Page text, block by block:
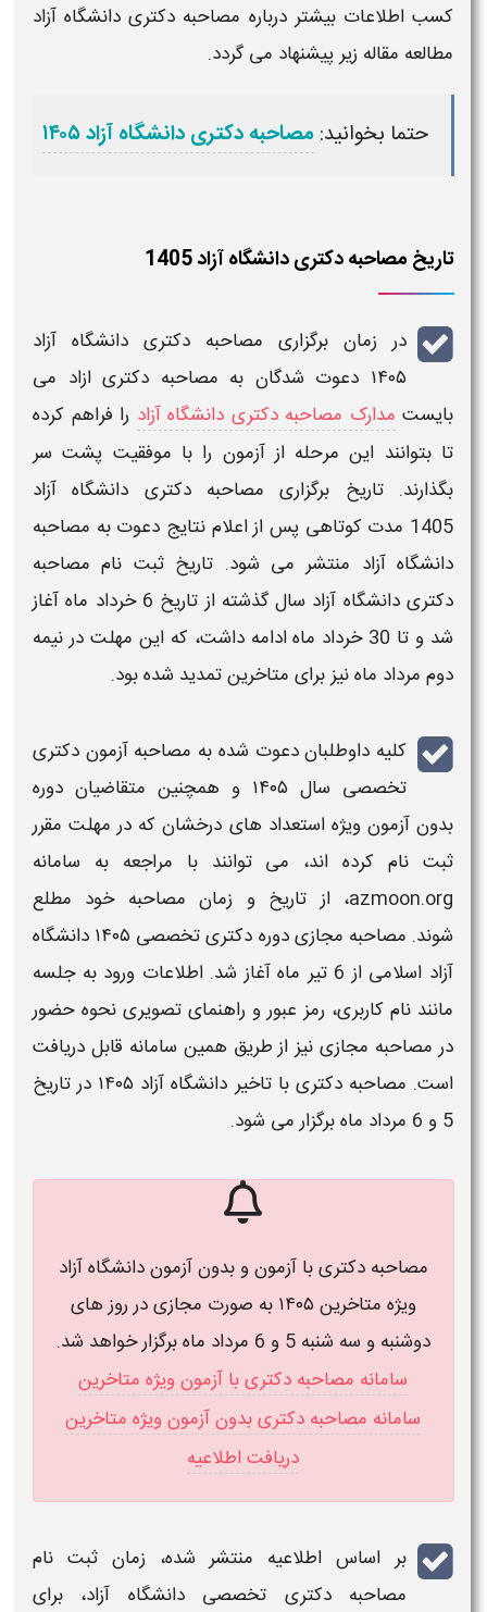
کسب اطلاعات بیشتر درباره مصاحبه دکتری دانشگاه آزاد
مطالعه مقاله زیر پیشنهاد می گردد.
حتما بخوانید:مصاحبه دکتری دانشگاه آزاد ۱۴۰۵
تاریخ مصاحبه دکتری دانشگاه آزاد 1405
در زمان برگزاری مصاحبه دکتری دانشگاه آزاد
۱۴۰۵ دعوت شدگان به مصاحبه دکتری ازاد می
بایست مدارک مصاحبه دکتری دانشگاه آزاد را فراهم کرده
تا بتوانند این مرحله ازآزمون را با موفقیت پشت سر
بگذارند.تاریخ برگزاری مصاحبه دکتری دانشگاه آزاد
1405 مدت کوتاهی پس از اعلام نتایج دعوت به مصاحبه
دانشگاه آزاد منتشر می شود. تاریخ ثبت نام مصاحبه
دکتری دانشگاه آزاد
سال گذشته از تاریخ 6 خرداد ماه آغاز
شد و تا 30 خرداد ماه ادامه داشت، که این
مهلتدر نیمه
دوم مرداد ماه نیز برای متاخرین تمدید شده بود.
کلیه داوطلبان دعوت‌ شده به مصاحبه آزمون دکتری
تخصصی سال ۱۴۰۵
و همچنین متقاضیان دوره
بدون آزمون ویژه استعداد های درخشان که در مهلت مقرر
ثبت ‌نام کرده‌ اند، می‌ توانند با مراجعه به سامانه
azmoon.org، از
تاریخ و زمان مصاحبه خود مطلع
شوند.
مصاحبه مجازی دوره دکتری تخصصی ۱۴۰۵ دانشگاه
آزاد اسلامی
از 6 تیر ماه آغاز شد. اطلاعات ورود به جلسه
مانند نام کاربری، رمز عبور و راهنمای تصویری نحوه حضور
در مصاحبه مجازی نیز از طریق همین سامانه قابل دریافت
است. مصاحبه دکتری با تاخیر دانشگاه آزاد ۱۴۰۵ در تاریخ
5 و 6 مرداد ماه برگزار می شود.
مصاحبه دکتری با آزمون و بدون آزمون دانشگاه آزاد
ویژه متاخرین ۱۴۰۵ به صورت مجازی در روز های
دوشنبه و سه شنبه 5 و 6 مرداد ماه برگزار خواهد شد.
سامانه مصاحبه دکتری با آزمون ویژه متاخرین
سامانه مصاحبه دکتری بدون آزمون ویژه متاخرین
دریافت اطلاعیه
بر اساس اطلاعیه منتشر شده، زمان ثبت نام
مصاحبه دکتری تخصصی دانشگاه آزاد، برای